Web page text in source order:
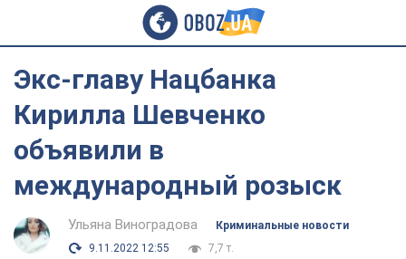
Экс-главу Нацбанка
Кирилла Шевченко
объявили в
международный розыск
Ульяна Виноградова
Криминальные новости
9.11.2022 12:55
7,7 т.